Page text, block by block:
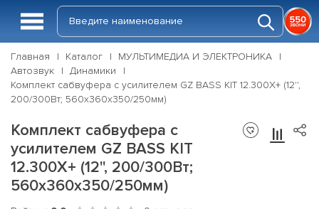
Главная Каталог
МУЛЬТИМЕДИА И ЭЛЕКТРОНИКА
Автозвук
Динамики
Комплект сабвуфера с усилителем GZ BASS KIT 12.300X+ (12'',
200/300Вт; 560x360x350/250мм)
Комплект сабвуфера с
усилителем GZ BASS KIT
12.300X+ (12'', 200/300Вт;
560x360x350/250мм)